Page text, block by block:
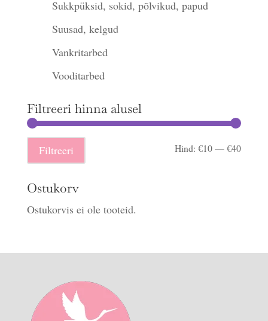
Sukkpüksid, sokid, põlvikud, papud
Suusad, kelgud
Vankritarbed
Vooditarbed
Filtreeri hinna alusel
Filtreeri Hind:€10—€40
Ostukorv
Ostukorvis ei ole tooteid.